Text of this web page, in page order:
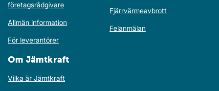
företagsrådgivare
Allmän information
För leverantörer
Fjärrvärmeavbrott
Felanmälan
Om Jämtkraft
Vilka är Jämtkraft